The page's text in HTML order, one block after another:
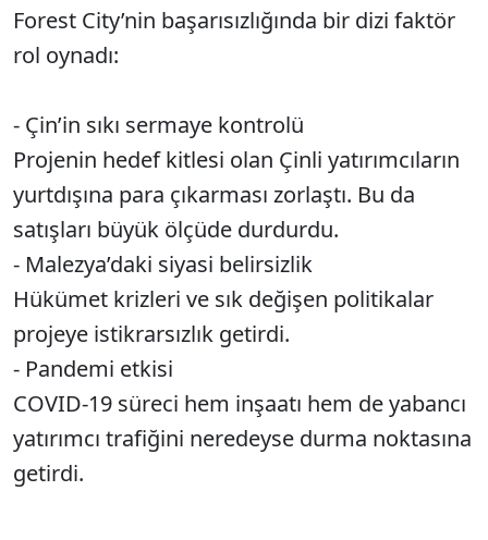
Forest City’nin başarısızlığında bir dizi faktör
rol oynadı:
- Çin’in sıkı sermaye kontrolü
Projenin hedef kitlesi olan Çinli yatırımcıların
yurtdışına para çıkarması zorlaştı. Bu da
satışları büyük ölçüde durdurdu.
- Malezya’daki siyasi belirsizlik
Hükümet krizleri ve sık değişen politikalar
projeye istikrarsızlık getirdi.
- Pandemi etkisi
COVID-19 süreci hem inşaatı hem de yabancı
yatırımcı trafiğini neredeyse durma noktasına
getirdi.